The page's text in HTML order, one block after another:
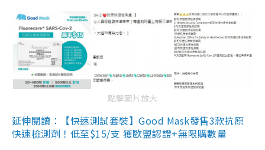
點擊圖片放大
延伸閱讀：【快速測試套裝】Good Mask發售3款抗原
快速檢測劑！低至$15/支 獲歐盟認證+無限購數量